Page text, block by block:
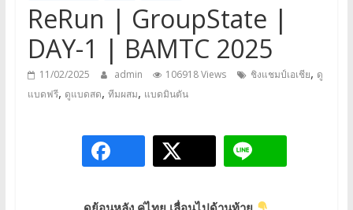
ReRun | GroupState |
DAY-1 | BAMTC 2025
11/02/2025 admin 106918 Views ชิงแชมป์เอเชีย, ดู
แบดฟรี, ดูแบดสด, ทีมผสม, แบดมินตัน